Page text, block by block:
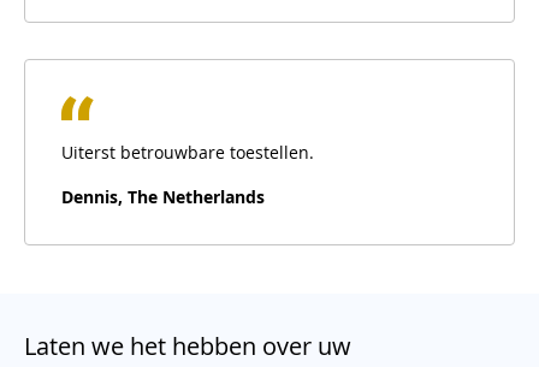
Uiterst betrouwbare toestellen.
Dennis, The Netherlands
Laten we het hebben over uw